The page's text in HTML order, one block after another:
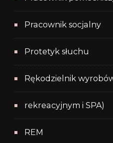
Pracownik socjalny
Protetyk słuchu
Rękodzielnik
rekreacyjnym i SPA)
REM